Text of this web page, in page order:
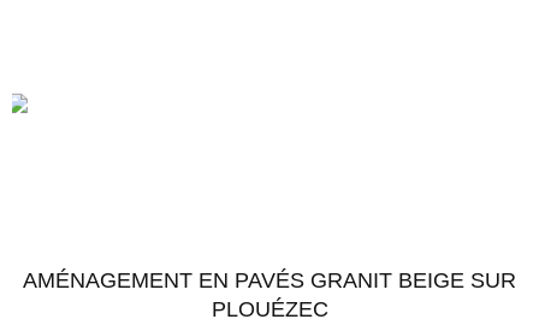
AMÉNAGEMENT EN PAVÉS GRANIT BEIGE SUR
PLOUÉZEC